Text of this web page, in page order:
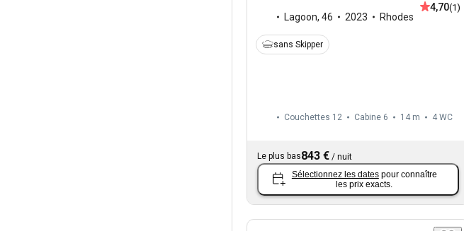
Lagoon, 46 2023 Rhodes
4,70(1)
sans Skipper
Couchettes 12 Cabine 6 14 m 4 WC
Le plus bas843 € / nuit
Sélectionnez les dates pour connaître
les prix exacts.